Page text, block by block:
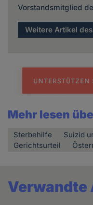
Vorstandsmitglied
Weitere Artikel
Mehr lesen
Sterbehilfe Suizid
Gerichtsurteil
Verwandte